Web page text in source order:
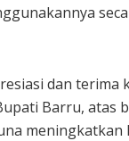
dan terima
Barru, atas
meningkatkan